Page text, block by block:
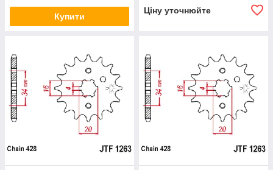
Купити
Ціну уточнюйте